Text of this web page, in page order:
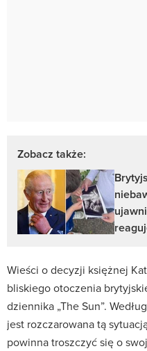
Zobacz także:
Wieści o decyzji księżnej
bliskiego otoczenia
dziennika „The Sun”.
jest rozczarowana tą
powinna troszczyć się o